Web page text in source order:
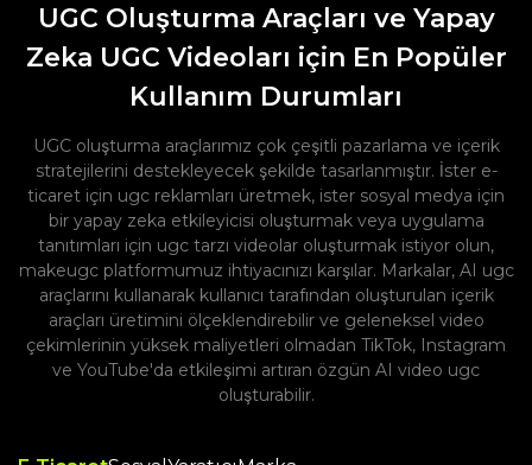
UGC Oluşturma Araçları ve Yapay
Zeka UGC Videoları için En Popüler
Kullanım Durumları
UGC oluşturma araçlarımız çok çeşitli pazarlama ve içerik
stratejilerini destekleyecek şekilde tasarlanmıştır. İster e-
ticaret için ugc reklamları üretmek, ister sosyal medya için
bir yapay zeka etkileyicisi oluşturmak veya uygulama
tanıtımları için ugc tarzı videolar oluşturmak istiyor olun,
makeugc platformumuz ihtiyacınızı karşılar. Markalar, AI ugc
araçlarını kullanarak kullanıcı tarafından oluşturulan içerik
araçları üretimini ölçeklendirebilir ve geleneksel video
çekimlerinin yüksek maliyetleri olmadan TikTok, Instagram
ve YouTube'da etkileşimi artıran özgün AI video ugc
oluşturabilir.